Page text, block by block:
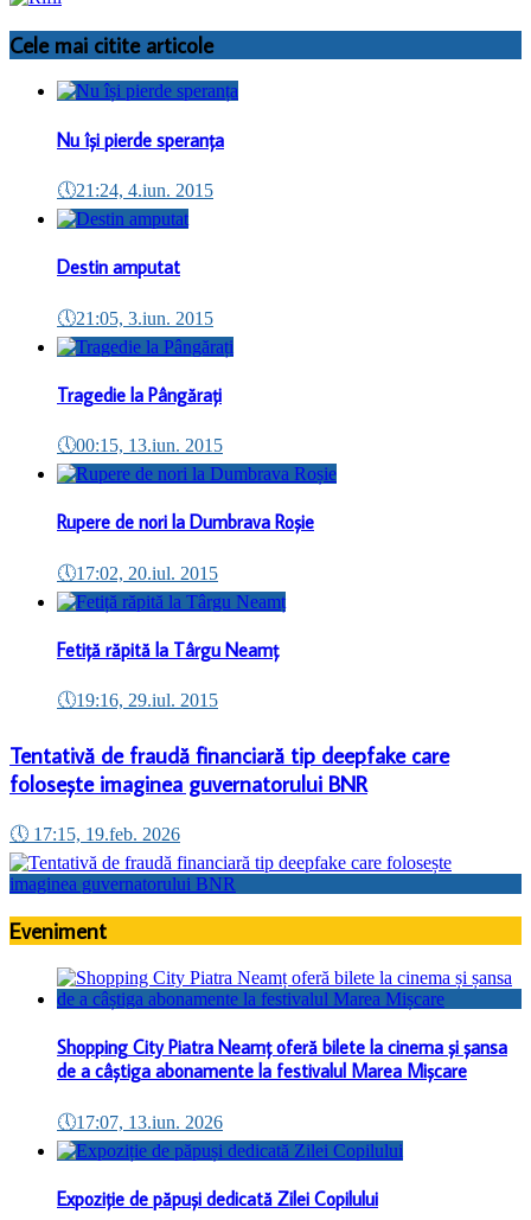
Cele mai citite articole
Nu își pierde speranța
🕔21:24, 4.iun. 2015
Destin amputat
🕔21:05, 3.iun. 2015
Tragedie la Pângărați
🕔00:15, 13.iun. 2015
Rupere de nori la Dumbrava Roșie
🕔17:02, 20.iul. 2015
Fetiță răpită la Târgu Neamț
🕔19:16, 29.iul. 2015
Tentativă de fraudă financiară tip deepfake care
folosește imaginea guvernatorului BNR
🕔 17:15, 19.feb. 2026
Eveniment
Shopping City Piatra Neamț oferă bilete la cinema și șansa
de a câștiga abonamente la festivalul Marea Mișcare
🕔17:07, 13.iun. 2026
Expoziție de păpuși dedicată Zilei Copilului